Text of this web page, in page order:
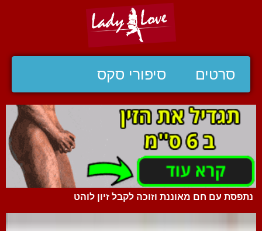
סרטים סיפורי סקס
נתפסת עם חם מאוננת וזוכה לקבל זיון לוהט